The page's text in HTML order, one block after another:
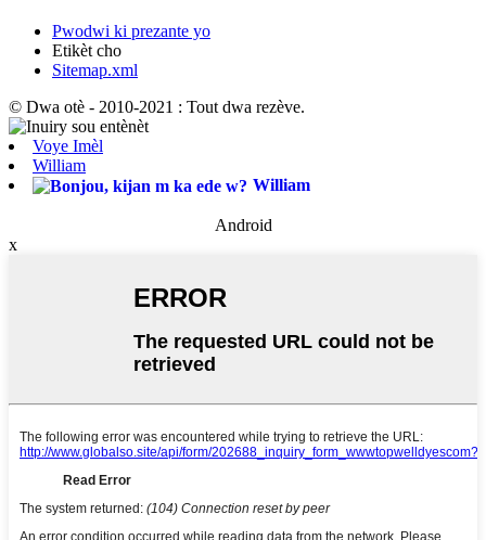
Pwodwi ki prezante yo
Etikèt cho
Sitemap.xml
© Dwa otè - 2010-2021 : Tout dwa rezève.
Voye Imèl
William
William
Android
x